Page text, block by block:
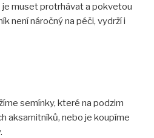
je muset protrhávat a pokvetou
není náročný na péči, vydrží i
semínky, které na podzim
aksamitníků, nebo je koupíme